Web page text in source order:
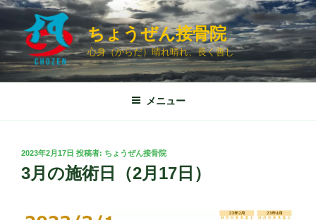
コ
ン
ツ
ちょうぜん接骨院
心身（からだ）晴れ晴れ、長く善し
メニュー
投
稿
日:
2023年2月17日 投稿者: ちょうぜん接骨院
3月の施術日（2月17日）